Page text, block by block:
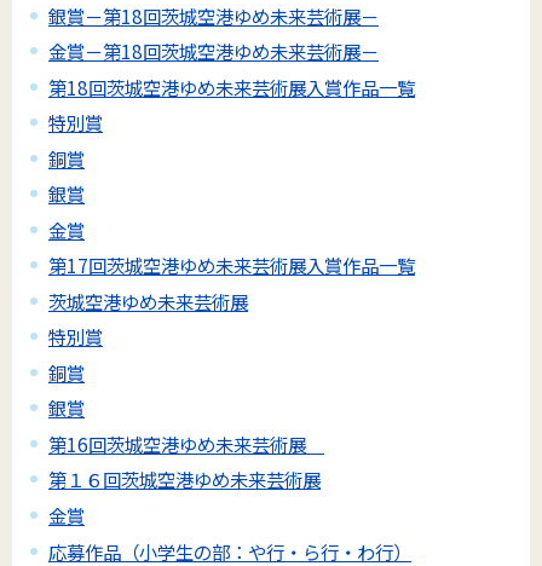
銀賞－第18回茨城空港ゆめ未来芸術展－
金賞－第18回茨城空港ゆめ未来芸術展－
第18回茨城空港ゆめ未来芸術展入賞作品一覧
特別賞
銅賞
銀賞
金賞
第17回茨城空港ゆめ未来芸術展入賞作品一覧
茨城空港ゆめ未来芸術展
特別賞
銅賞
銀賞
第16回茨城空港ゆめ未来芸術展
第１６回茨城空港ゆめ未来芸術展
金賞
応募作品（小学生の部：や行・ら行・わ行）